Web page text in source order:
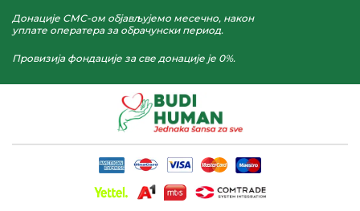
Донације СМС-ом објављујемо месечно, након
уплате оператера за обрачунски период.
Провизија фондације за све донације је 0%.